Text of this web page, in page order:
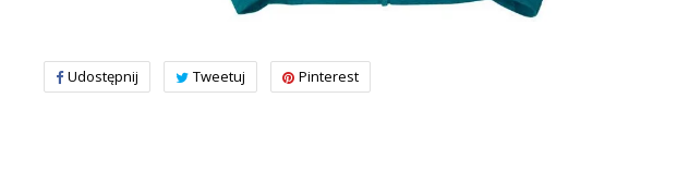
Udostępnij Tweetuj Pinterest